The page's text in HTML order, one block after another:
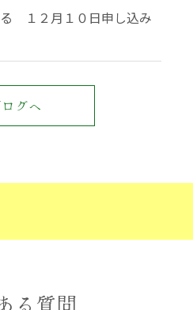
１２月１０日申し込み
ログへ
る質問